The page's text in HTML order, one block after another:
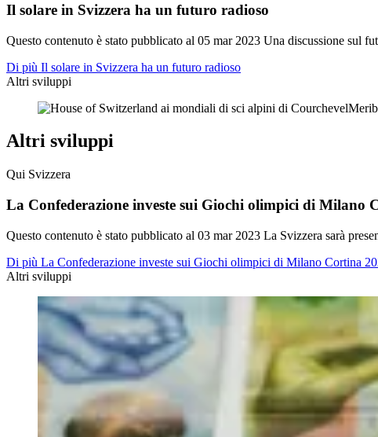
Il solare in Svizzera ha un futuro radioso
Questo contenuto è stato pubblicato al 05 mar 2023 Una discussione sul
Di più Il solare in Svizzera ha un futuro radioso
Altri sviluppi
Altri sviluppi
Qui Svizzera
La Confederazione investe sui Giochi olimpici di Milano
Questo contenuto è stato pubblicato al 03 mar 2023 La Svizzera sarà
Di più La Confederazione investe sui Giochi olimpici di Milano Cortina
Altri sviluppi